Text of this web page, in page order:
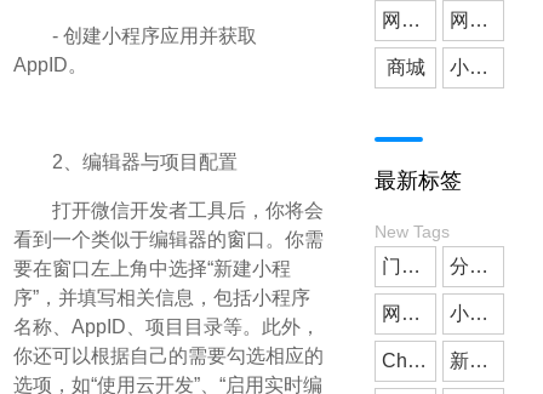
- 创建小程序应用并获取
AppID。
2、编辑器与项目配置
打开微信开发者工具后，你将会
看到一个类似于编辑器的窗口。你需
要在窗口左上角中选择“新建小程
序”，并填写相关信息，包括小程序
名称、AppID、项目目录等。此外，
你还可以根据自己的需要勾选相应的
选项，如“使用云开发”、“启用实时编
网站搭建 网站开发
商城 小程序商城
最新标签
New Tags
门店预约 分销商城
网站制作 小微公司
ChatGPT 新零售